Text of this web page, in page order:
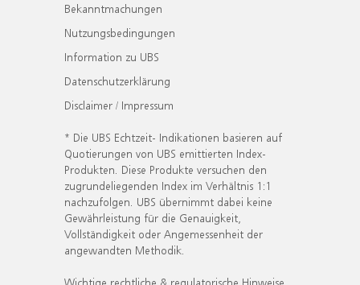
Bekanntmachungen
Nutzungsbedingungen
Information zu UBS
Datenschutzerklärung
Disclaimer / Impressum
* Die UBS Echtzeit- Indikationen basieren auf
Quotierungen von UBS emittierten Index-
Produkten. Diese Produkte versuchen den
zugrundeliegenden Index im Verhältnis 1:1
nachzufolgen. UBS übernimmt dabei keine
Gewährleistung für die Genauigkeit,
Vollständigkeit oder Angemessenheit der
angewandten Methodik.